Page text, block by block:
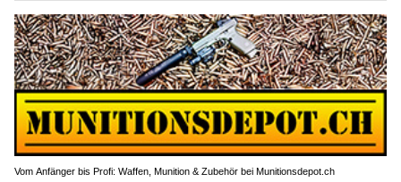
Vom Anfänger bis Profi: Waffen, Munition & Zubehör bei Munitionsdepot.ch